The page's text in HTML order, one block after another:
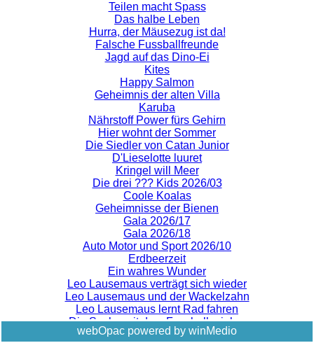
Teilen macht Spass
Das halbe Leben
Hurra, der Mäusezug ist da!
Falsche Fussballfreunde
Jagd auf das Dino-Ei
Kites
Happy Salmon
Geheimnis der alten Villa
Karuba
Nährstoff Power fürs Gehirn
Hier wohnt der Sommer
Die Siedler von Catan Junior
D'Lieselotte luuret
Kringel will Meer
Die drei ??? Kids 2026/03
Coole Koalas
Geheimnisse der Bienen
Gala 2026/17
Gala 2026/18
Auto Motor und Sport 2026/10
Erdbeerzeit
Ein wahres Wunder
Leo Lausemaus verträgt sich wieder
Leo Lausemaus und der Wackelzahn
Leo Lausemaus lernt Rad fahren
Die Sache mit dem Fussballspielen
Frauen und Schlaf
webOpac powered by winMedio